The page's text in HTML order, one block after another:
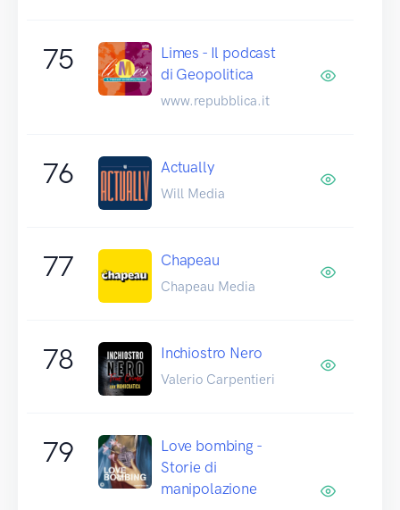
75
Limes - Il podcast
di Geopolitica
www.repubblica.it
76 Actually
Will Media
77 Chapeau
Chapeau Media
78 Inchiostro Nero
Valerio Carpentieri
79
Love bombing -
Storie di
manipolazione